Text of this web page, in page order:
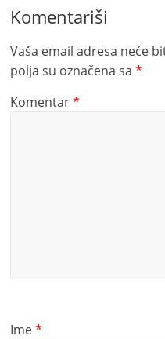
Komentariši
Vaša email adresa neće
polja su označena sa*
Komentar*
Ime*